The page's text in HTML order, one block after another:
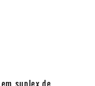
suplex de